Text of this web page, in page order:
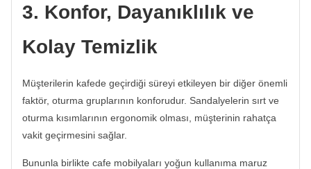
3. Konfor, Dayanıklılık ve
Kolay Temizlik
Müşterilerin kafede geçirdiği süreyi etkileyen bir diğer önemli
faktör, oturma gruplarının konforudur. Sandalyelerin sırt ve
oturma kısımlarının ergonomik olması, müşterinin rahatça
vakit geçirmesini sağlar.
Bununla birlikte cafe mobilyaları yoğun kullanıma maruz